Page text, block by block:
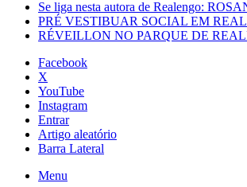
Se liga nesta autora de Realengo:
PRÉ VESTIBUAR SOCIAL EM
RÉVEILLON NO PARQUE DE
Facebook
X
YouTube
Instagram
Entrar
Artigo aleatório
Barra Lateral
Menu